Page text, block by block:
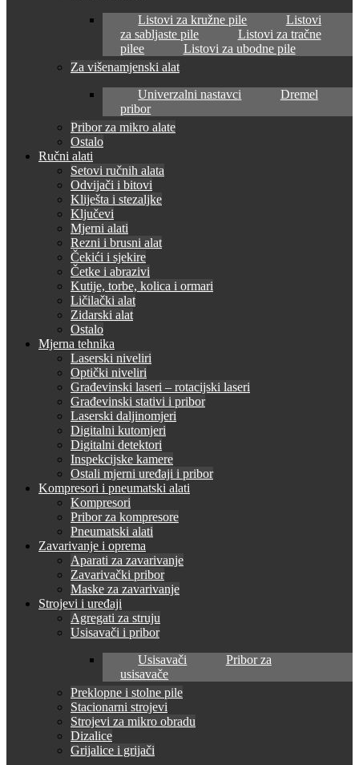
Listovi za kružne pile
Listovi
za sabljaste pile
Listovi za tračne
pilee
Listovi za ubodne pile
Za višenamjenski alat
Univerzalni nastavci
Dremel
pribor
Pribor za mikro alate
Ostalo
Ručni alati
Setovi ručnih alata
Odvijači i bitovi
Kliješta i stezaljke
Ključevi
Mjerni alati
Rezni i brusni alat
Čekići i sjekire
Četke i abrazivi
Kutije, torbe, kolica i ormari
Ličilački alat
Zidarski alat
Ostalo
Mjerna tehnika
Laserski niveliri
Optički niveliri
Građevinski laseri – rotacijski laseri
Građevinski stativi i pribor
Laserski daljinomjeri
Digitalni kutomjeri
Digitalni detektori
Inspekcijske kamere
Ostali mjerni uređaji i pribor
Kompresori i pneumatski alati
Kompresori
Pribor za kompresore
Pneumatski alati
Zavarivanje i oprema
Aparati za zavarivanje
Zavarivački pribor
Maske za zavarivanje
Strojevi i uređaji
Agregati za struju
Usisavači i pribor
Usisavači
Pribor za
usisavače
Preklopne i stolne pile
Stacionarni strojevi
Strojevi za mikro obradu
Dizalice
Grijalice i grijači